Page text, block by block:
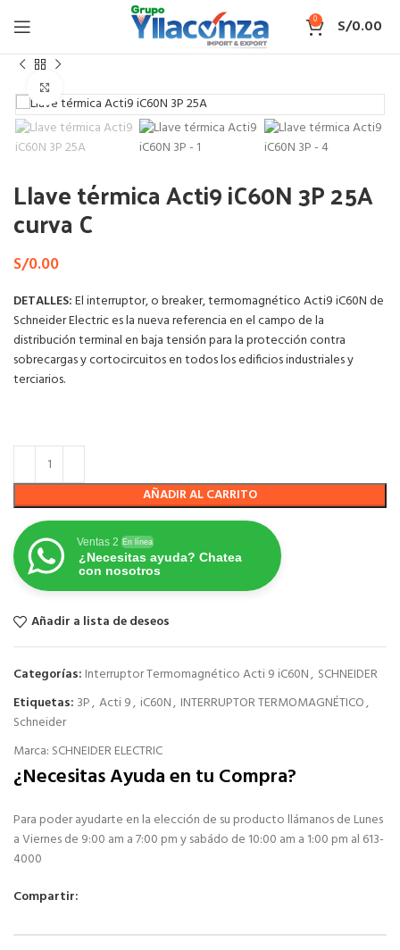
0 S/0.00
Interruptor Termomagnético Acti 9 iC60N
Llave térmica Acti9 iC60N 3P 25A
curva C
S/0.00
DETALLES:El interruptor, o breaker, termomagnético Acti9 iC60N de
Schneider Electric es la nueva referencia en el campo de la
distribución terminal en baja tensión para la protección contra
sobrecargas y cortocircuitos en todos los edificios industriales y
terciarios.
AÑADIR AL CARRITO
Ventas 2 En línea
¿Necesitas ayuda? Chatea
con nosotros
Añadir a lista de deseos
Categorías: Interruptor Termomagnético Acti 9 iC60N, SCHNEIDER
Etiquetas: 3P, Acti 9, iC60N, INTERRUPTOR TERMOMAGNÉTICO,
Schneider
Marca: SCHNEIDER ELECTRIC
¿Necesitas Ayuda en tu Compra?
Para poder ayudarte en la elección de su producto llámanos de Lunes
a Viernes de 9:00 am a 7:00 pm y sabádo de 10:00 am a 1:00 pm al 613-
4000
Compartir: